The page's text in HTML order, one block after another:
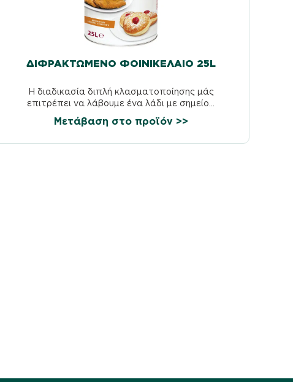
ΔΙΦΡΑΚΤΩΜΈΝΟ ΦΟΙΝΙΚΈΛΑΙΟ 25L
Η διαδικασία διπλή κλασματοποίησης μάς
επιτρέπει να λάβουμε ένα λάδι με σημείο...
Μετάβαση στο προϊόν >>